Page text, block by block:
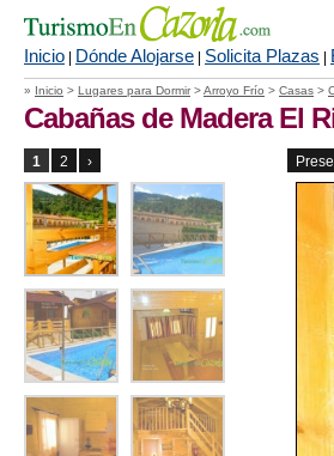
Inicio Dónde Alojarse Solicita Plazas
» Inicio > Lugares para Dormir >Arroyo Frío > Casas >
Cabañas de Madera El
1 2 ›